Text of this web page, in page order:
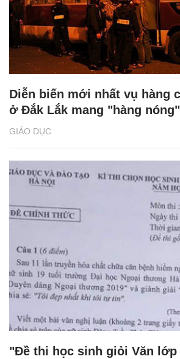
GIÁO DỤC
Diễn biến mới nhất vụ hàng
ở Đắk Lắk mang "hàng
"Đề thi học sinh giỏi Văn lớp